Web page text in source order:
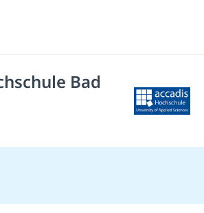
Bad